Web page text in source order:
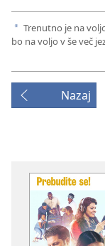
a Trenutno je na
bo na voljo v še več
Nazaj